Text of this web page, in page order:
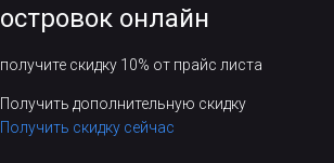
островок онлайн
получите скидку 10% от прайс листа
Получить дополнительную скидку
Получить скидку сейчас